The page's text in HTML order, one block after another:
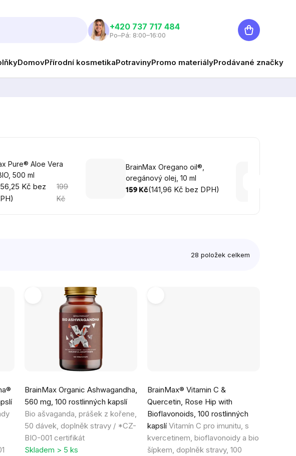
+420 737 717 484
Po–Pá: 8:00–16:00
Nákupní
košík
DomovPřírodní kosmetikaPotravinyPromo materiályProdávané značky
Pure® Aloe Vera
500 ml
199
Kč
Kč bez
BrainMax Oregano oil®,
oregánový olej, 10 ml
159 Kč(141,96 Kč bez DPH)
28 položek celkem
BrainMax Organic Ashwagandha,
560 mg, 100 rostlinných kapslí
Bio ašvaganda, prášek z kořene,
50 dávek, doplněk stravy / *CZ-
BIO-001 certifikát
Skladem > 5 ks
BrainMax® Vitamin C &
Quercetin, Rose Hip with
Bioflavonoids, 100 rostlinných
kapslí Vitamín C pro imunitu, s
kvercetinem, bioflavonoidy a bio
šípkem, doplněk stravy, 100